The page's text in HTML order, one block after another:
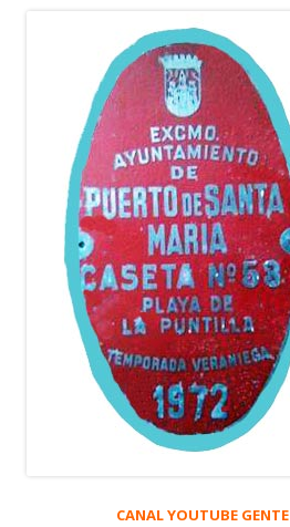
CANAL YOUTUBE